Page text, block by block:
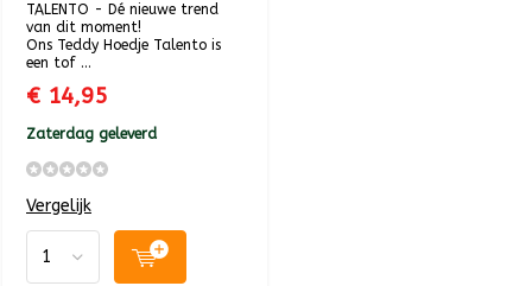
TALENTO - Dé nieuwe trend
van dit moment!
Ons Teddy Hoedje Talento is
een tof ...
€ 14,95
Zaterdag geleverd
Vergelijk